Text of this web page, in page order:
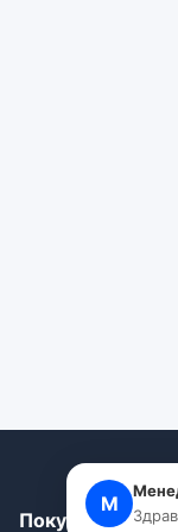
Покупателям
М